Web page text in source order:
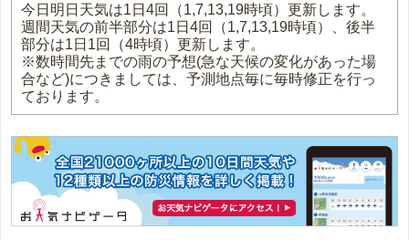
今日明日天気は1日4回（1,7,13,19時頃）更新します。
週間天気の前半部分は1日4回（1,7,13,19時頃）、後半
部分は1日1回（4時頃）更新します。
※数時間先までの雨の予想(急な天候の変化があった場
合など)につきましては、予測地点毎に毎時修正を行っ
ております。